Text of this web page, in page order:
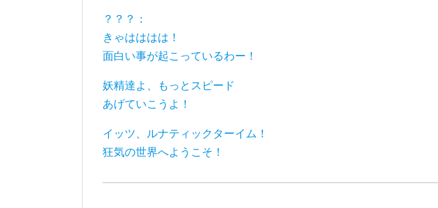
？？？：
きゃはははは！
面白い事が起こっているわー！
妖精達よ、もっとスピード
あげていこうよ！
イッツ、ルナティックターイム！
狂気の世界へようこそ！